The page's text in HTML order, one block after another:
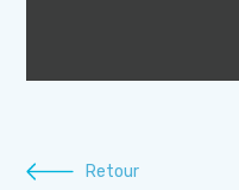
Retour